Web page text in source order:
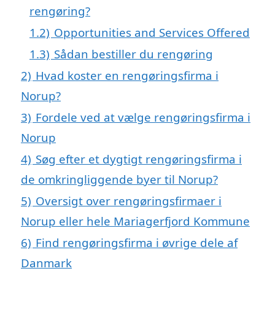
rengøring?
1.2) Opportunities and Services Offered
1.3) Sådan bestiller du rengøring
2) Hvad koster en rengøringsfirma i
Norup?
3) Fordele ved at vælge rengøringsfirma i
Norup
4) Søg efter et dygtigt rengøringsfirma i
de omkringliggende byer til Norup?
5) Oversigt over rengøringsfirmaer i
Norup eller hele Mariagerfjord Kommune
6) Find rengøringsfirma i øvrige dele af
Danmark